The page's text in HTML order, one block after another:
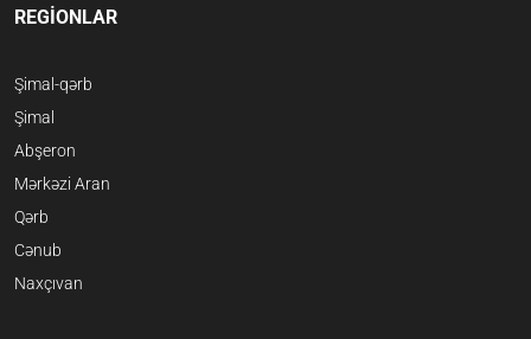
REGİONLAR
Şimal-qərb
Şimal
Abşeron
Mərkəzi Aran
Qərb
Cənub
Naxçıvan